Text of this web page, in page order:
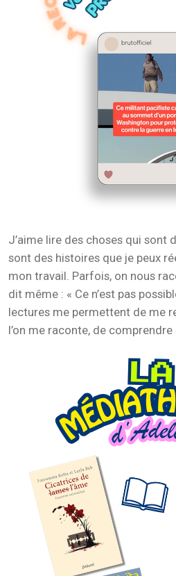
J’aime lire des choses qui sont
sont des histoires que je peux
mon travail. Parfois, on nous
dit même : « Ce n’est pas
lectures me permettent de me
l’on me raconte, de comprendre